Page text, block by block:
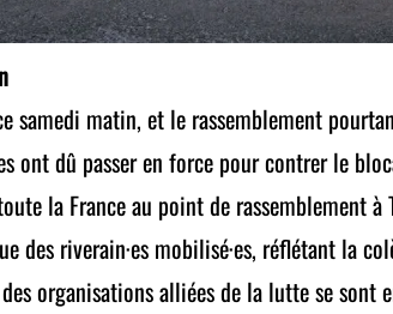
samedi matin, et le rassemblement
ont dû passer en force pour contrer le
la France au point de rassemblement
des riverain·es mobilisé·es, réflétant la
organisations alliées de la lutte se sont